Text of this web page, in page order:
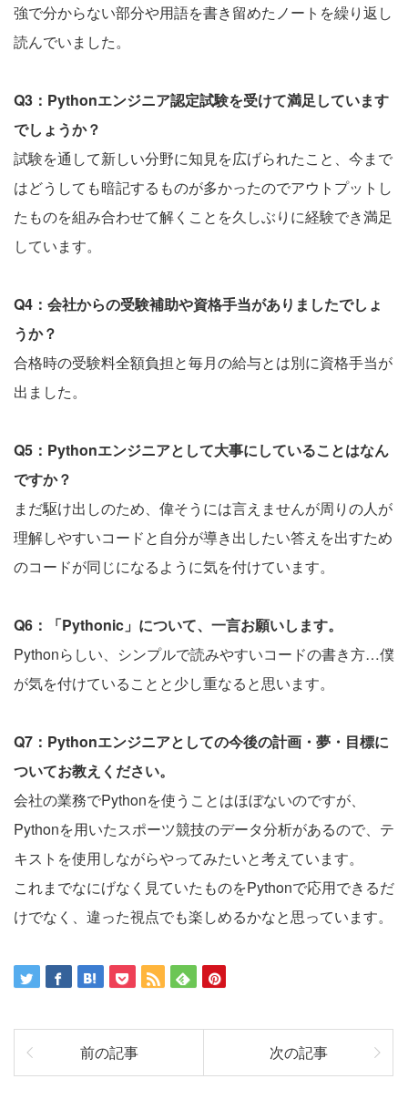
強で分からない部分や用語を書き留めたノートを繰り返し
読んでいました。
Q3：Pythonエンジニア認定試験を受けて満足しています
でしょうか？
試験を通して新しい分野に知見を広げられたこと、今まで
はどうしても暗記するものが多かったのでアウトプットし
たものを組み合わせて解くことを久しぶりに経験でき満足
しています。
Q4：会社からの受験補助や資格手当がありましたでしょ
うか？
合格時の受験料全額負担と毎月の給与とは別に資格手当が
出ました。
Q5：Pythonエンジニアとして大事にしていることはなん
ですか？
まだ駆け出しのため、偉そうには言えませんが周りの人が
理解しやすいコードと自分が導き出したい答えを出すため
のコードが同じになるように気を付けています。
Q6：「Pythonic」について、一言お願いします。
Pythonらしい、シンプルで読みやすいコードの書き方…僕
が気を付けていることと少し重なると思います。
Q7：Pythonエンジニアとしての今後の計画・夢・目標に
ついてお教えください。
会社の業務でPythonを使うことはほぼないのですが、
Pythonを用いたスポーツ競技のデータ分析があるので、テ
キストを使用しながらやってみたいと考えています。
これまでなにげなく見ていたものをPythonで応用できるだ
けでなく、違った視点でも楽しめるかなと思っています。
前の記事 次の記事